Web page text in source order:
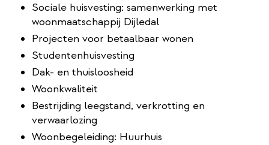
Sociale huisvesting: samenwerking met
woonmaatschappij Dijledal
Projecten voor betaalbaar wonen
Studentenhuisvesting
Dak- en thuisloosheid
Woonkwaliteit
Bestrijding leegstand, verkrotting en
verwaarlozing
Woonbegeleiding: Huurhuis